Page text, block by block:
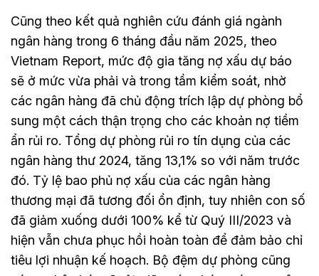
Cũng theo kết quả nghiên cứu đánh giá ngành
ngân hàng trong 6 tháng đầu năm 2025, theo
Vietnam Report, mức độ gia tăng nợ xấu dự báo
sẽ ở mức vừa phải và trong tầm kiểm soát, nhờ
các ngân hàng đã chủ động trích lập dự phòng bổ
sung một cách thận trọng cho các khoản nợ tiềm
ẩn rủi ro. Tổng dự phòng rủi ro tín dụng của các
ngân hàng thư 2024, tăng 13,1% so với năm trước
đó. Tỷ lệ bao phủ nợ xấu của các ngân hàng
thương mại đã tương đối ổn định, tuy nhiên con số
đã giảm xuống dưới 100% kể từ Quý III/2023 và
hiện vẫn chưa phục hồi hoàn toàn để đảm bảo chỉ
tiêu lợi nhuận kế hoạch. Bộ đệm dự phòng cũng